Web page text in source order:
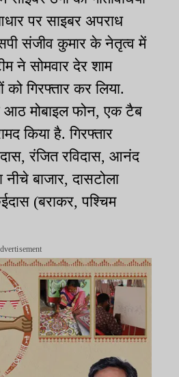
पर साइबर अपराध
संजीव कुमार के नेतृत्व में
ने सोमवार देर शाम
को गिरफ्तार कर लिया.
मोबाइल फोन, एक टैब
किया है. गिरफ्तार
रंजित रविदास, आनंद
नीचे बाजार, दासटोला
(बराकर, पश्चिम